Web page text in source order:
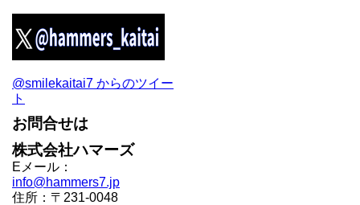
@smilekaitai7 からのツイー
ト
お問合せは
株式会社ハマーズ
Eメール：
info@hammers7.jp
住所：〒231-0048